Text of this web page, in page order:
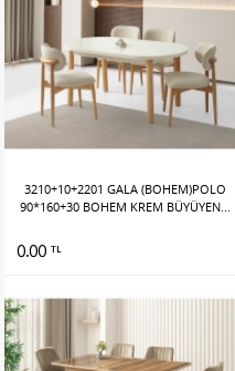
3210+10+2201 GALA (BOHEM)POLO
90*160+30 BOHEM KREM BÜYÜYEN...
0.00 TL